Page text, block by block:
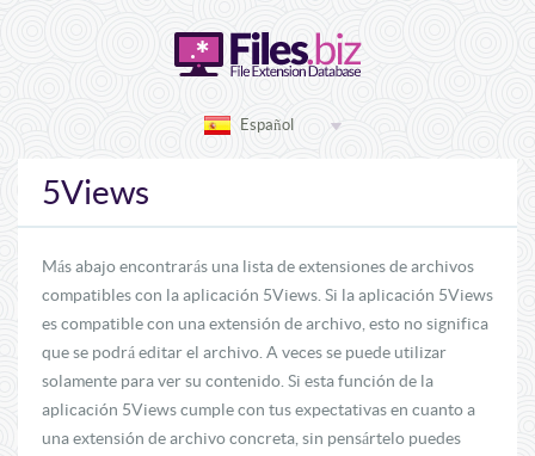
Español
5Views
Más abajo encontrarás una lista de extensiones de archivos
compatibles con la aplicación 5Views. Si la aplicación 5Views
es compatible con una extensión de archivo, esto no significa
que se podrá editar el archivo. A veces se puede utilizar
solamente para ver su contenido. Si esta función de la
aplicación 5Views cumple con tus expectativas en cuanto a
una extensión de archivo concreta, sin pensártelo puedes